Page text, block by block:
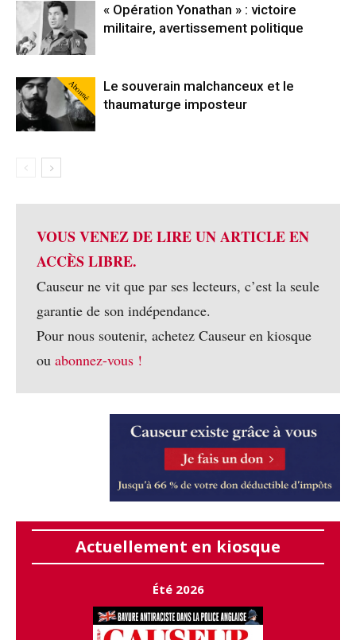
« Opération Yonathan » : victoire
militaire, avertissement politique
Abonné
Le souverain malchanceux et le
thaumaturge imposteur
VOUS VENEZ DE LIRE UN ARTICLE EN
ACCÈS LIBRE.
Causeur ne vit que par ses lecteurs, c’est la seule
garantie de son indépendance.
Pour nous soutenir, achetez Causeur en kiosque
ou abonnez-vous !
Actuellement en kiosque
Été 2026